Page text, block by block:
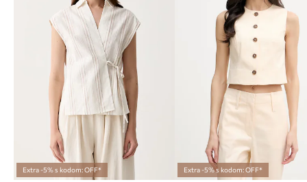
Extra -5% s kodom: OFF* Extra -5% s kodom: OFF*